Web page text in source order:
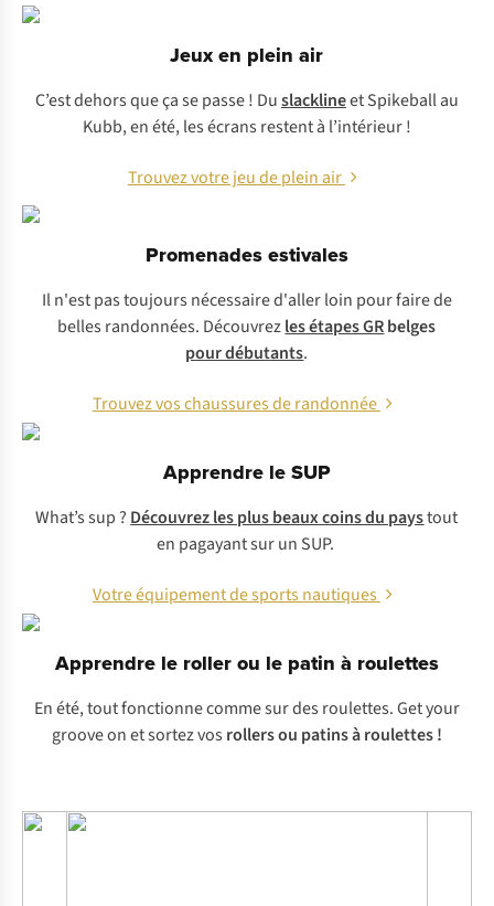
Jeux en plein air
C’est dehors que ça se passe ! Duslacklineet Spikeball au
Kubb, en été, les écrans restent à l’intérieur !
Trouvez votre jeu de plein air
Promenades estivales
Il n'est pas toujours nécessaire d'aller loin pour faire de
belles randonnées. Découvrezles étapes GRbelges
pour débutants.
Trouvez vos chaussures de randonnée
Apprendre le SUP
What’s sup? Découvrez les plus beaux coins du paystout
en pagayant sur un SUP.
Votre équipement de sports nautiques
Apprendre le roller ou le patin à roulettes
En été, tout fonctionne comme sur des roulettes.Get your
groove onet sortez vos rollers ou patins à roulettes !